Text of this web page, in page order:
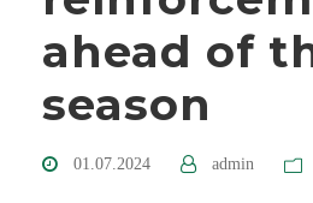
ahead of
season
01.07.2024 admin